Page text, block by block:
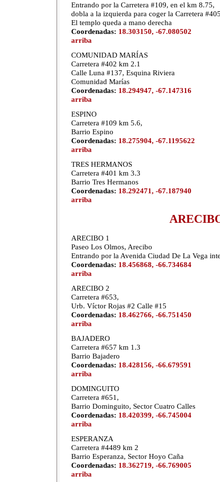
Entrando por la Carretera #109, en el km 8.75,
dobla a la izquierda para coger la Carretera
El templo queda a mano derecha
Coordenadas: 18.303150, -67.080502
arriba
COMUNIDAD MARÍAS
Carretera #402 km 2.1
Calle Luna #137, Esquina Riviera
Comunidad Marías
Coordenadas: 18.294947, -67.147316
arriba
ESPINO
Carretera #109 km 5.6,
Barrio Espino
Coordenadas: 18.275904, -67.1195622
arriba
TRES HERMANOS
Carretera #401 km 3.3
Barrio Tres Hermanos
Coordenadas: 18.292471, -67.187940
arriba
ARECIBO 1
Paseo Los Olmos, Arecibo
Entrando por la Avenida Ciudad De La Vega
Coordenadas: 18.456868, -66.734684
arriba
ARECIBO 2
Carretera #653,
Urb. Víctor Rojas #2 Calle #15
Coordenadas: 18.462766, -66.751450
arriba
BAJADERO
Carretera #657 km 1.3
Barrio Bajadero
Coordenadas: 18.428156, -66.679591
arriba
DOMINGUITO
Carretera #651,
Barrio Dominguito, Sector Cuatro Calles
Coordenadas: 18.420399, -66.745004
arriba
ESPERANZA
Carretera #4489 km 2
Barrio Esperanza, Sector Hoyo Caña
Coordenadas: 18.362719, -66.769005
arriba